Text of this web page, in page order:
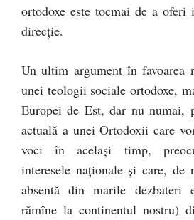
ortodoxe este tocmai de a oferi
direcţie.
Un ultim argument în favoarea
unei teologii sociale ortodoxe,
Europei de Est, dar nu numai,
actuală a unei Ortodoxii care
voci în acelaşi timp,
interesele naţionale şi care, de
absentă din marile dezbateri
rămîne la continentul nostru)